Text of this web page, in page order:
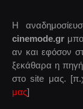
Η
cinemode.gr
αν και εφόσον
ξεκάθαρα η πηγή
στο site μας.
μας]